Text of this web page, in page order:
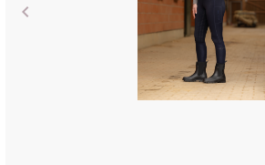
Poprzedni
keyboard_arrow_left